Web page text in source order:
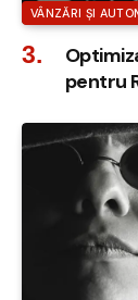
VÂNZĂRI ȘI
pentru